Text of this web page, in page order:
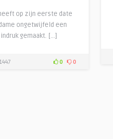
op zijn eerste date
ongetwijfeld een
gemaakt. […]
1447 0 0